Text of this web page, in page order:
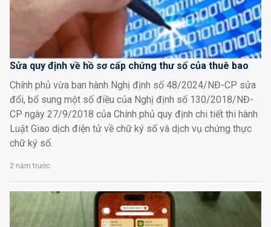
Sửa quy định về hồ sơ cấp chứng thư số của thuê bao
Chính phủ vừa ban hành Nghị định số 48/2024/NĐ-CP sửa
đổi, bổ sung một số điều của Nghị định số 130/2018/NĐ-
CP ngày 27/9/2018 của Chính phủ quy định chi tiết thi hành
Luật Giao dịch điện tử về chữ ký số và dịch vụ chứng thực
chữ ký số.
2 năm trước